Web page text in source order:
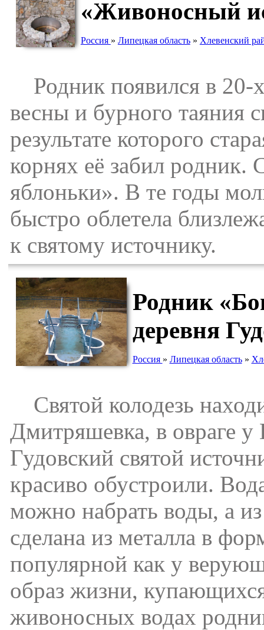
«Живоносный
Россия » Липецкая область» Хлевенский
Родник появился в 20-
весны и бурного таяния
результате которого
корнях её забил родник.
яблоньки». В те годы
быстро облетела
к святому источнику.
Родник
деревня
Россия » Липецкая область»
Святой колодезь
Дмитряшевка, в овраге у
Гудовский святой
красиво обустроили.
можно набрать воды, а
сделана из металла в
популярной как у
образ жизни,
живоносных водах